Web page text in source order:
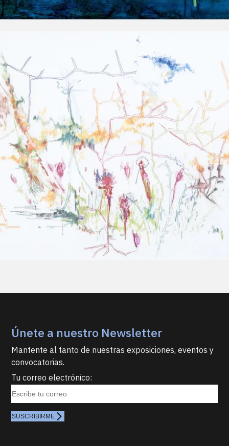
Únete a nuestro Newsletter
Mantente al tanto de nuestras exposiciones, eventos y
convocatorias.
Tu correo electrónico:
SUSCRIBIRME